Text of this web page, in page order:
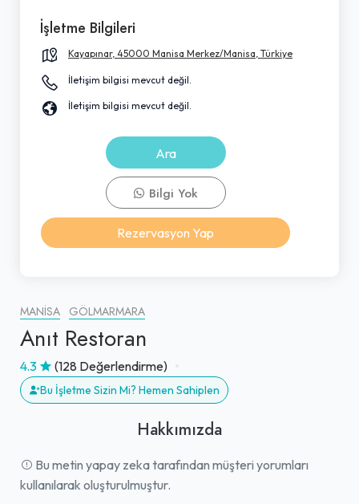
MANISA GÖLMARMARA
Anıt Restoran
4.3 (128 Değerlendirme)
Bu İşletme Sizin Mi? Hemen Sahiplen
Hakkımızda
Bu metin yapay zeka tarafından müşteri yorumları
kullanılarak oluşturulmuştur.
İşletme Bilgileri
Kayapınar, 45000 Manisa Merkez/Manisa, Türkiye
İletişim bilgisi mevcut değil.
İletişim bilgisi mevcut değil.
Ara
Bilgi Yok
Rezervasyon Yap